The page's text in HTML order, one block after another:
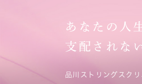
あなたの人
支配されな
品川ストリングスク